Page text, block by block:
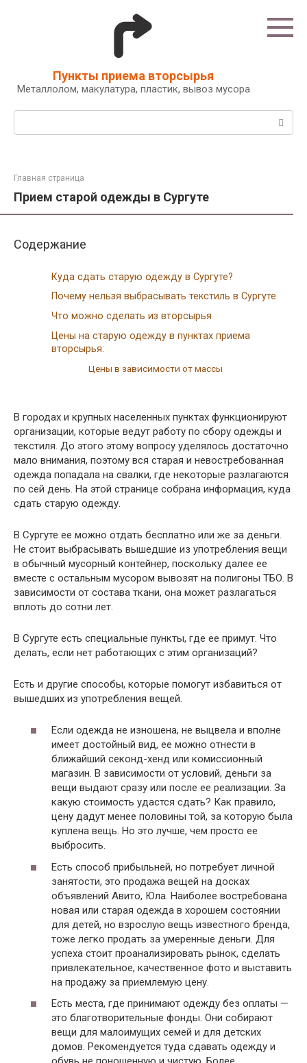
Пункты приема вторсырья
Металлолом, макулатура, пластик, вывоз мусора
Поиск:
Главная страница
Прием старой одежды в Сургуте
Содержание
Куда сдать старую одежду в Сургуте?
Почему нельзя выбрасывать текстиль в Сургуте
Что можно сделать из вторсырья
Цены на старую одежду в пунктах приема
вторсырья:
Цены в зависимости от массы
В городах и крупных населенных пунктах функционируют
организации, которые ведут работу по сбору одежды и
текстиля. До этого этому вопросу уделялось достаточно
мало внимания, поэтому вся старая и невостребованная
одежда попадала на свалки, где некоторые разлагаются
по сей день. На этой странице собрана информация, куда
сдать старую одежду.
В Сургуте ее можно отдать бесплатно или же за деньги.
Не стоит выбрасывать вышедшие из употребления вещи
в обычный мусорный контейнер, поскольку далее ее
вместе с остальным мусором вывозят на полигоны ТБО. В
зависимости от состава ткани, она может разлагаться
вплоть до сотни лет.
В Сургуте есть специальные пункты, где ее примут. Что
делать, если нет работающих с этим организаций?
Есть и другие способы, которые помогут избавиться от
вышедших из употребления вещей.
Если одежда не изношена, не выцвела и вполне
имеет достойный вид, ее можно отнести в
ближайший секонд-хенд или комиссионный
магазин. В зависимости от условий, деньги за
вещи выдают сразу или после ее реализации. За
какую стоимость удастся сдать? Как правило,
цену дадут менее половины той, за которую была
куплена вещь. Но это лучше, чем просто ее
выбросить.
Есть способ прибыльней, но потребует личной
занятости, это продажа вещей на досках
объявлений Авито, Юла. Наиболее востребована
новая или старая одежда в хорошем состоянии
для детей, но взрослую вещь известного бренда,
тоже легко продать за умеренные деньги. Для
успеха стоит проанализировать рынок, сделать
привлекательное, качественное фото и выставить
на продажу за приемлемую цену.
Есть места, где принимают одежду без оплаты —
это благотворительные фонды. Они собирают
вещи для малоимущих семей и для детских
домов. Рекомендуется туда сдавать одежду и